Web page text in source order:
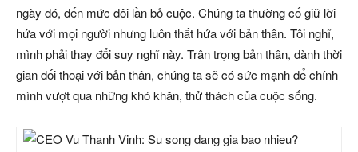
ngày đó, đến mức đôi lần bỏ cuộc. Chúng ta thường cố giữ lời
hứa với mọi người nhưng luôn thất hứa với bản thân. Tôi nghĩ,
mình phải thay đổi suy nghĩ này. Trân trọng bản thân, dành thời
gian đối thoại với bản thân, chúng ta sẽ có sức mạnh để chính
mình vượt qua những khó khăn, thử thách của cuộc sống.